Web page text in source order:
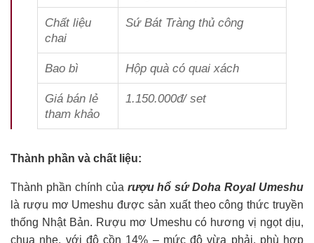
Chất liệu
chai
Sứ Bát Tràng thủ công
Bao bì Hộp quà có quai xách
Giá bán lẻ
tham khảo
1.150.000đ/ set
Thành phần và chất liệu:
Thành phần chính của rượu hổ sứ Doha Royal Umeshu
là rượu mơ Umeshu được sản xuất theo công thức truyền
thống Nhật Bản. Rượu mơ Umeshu có hương vị ngọt dịu,
chua nhẹ, với độ cồn 14% – mức độ vừa phải, phù hợp